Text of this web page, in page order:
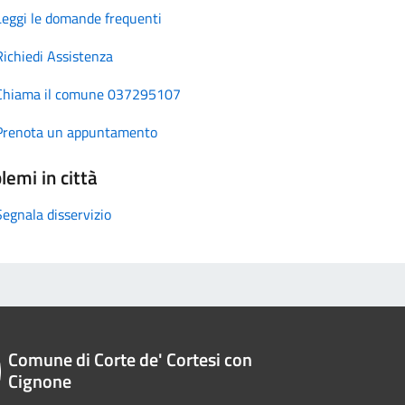
le domande frequenti
Assistenza
il comune 037295107
un appuntamento
in città
disservizio
Comune di Corte de' Cortesi con
Cignone